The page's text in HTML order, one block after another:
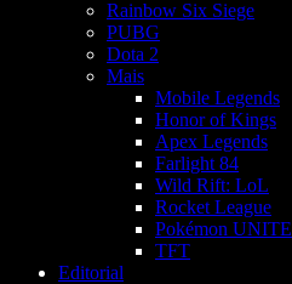
Rainbow Six Siege
PUBG
Dota 2
Mais
Mobile Legends
Honor of Kings
Apex Legends
Farlight 84
Wild Rift: LoL
Rocket League
Pokémon UNITE
TFT
Editorial